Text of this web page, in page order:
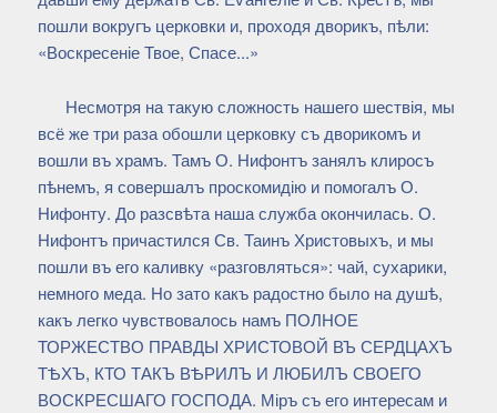
пошли вокругъ церковки и, проходя дворикъ, пѣли:
«Воскресеніе Твое, Спасе...»
Несмотря на такую сложность нашего шествія, мы
всё же три раза обошли церковку съ дворикомъ и
вошли въ храмъ. Тамъ О. Нифонтъ занялъ клиросъ
пѣнемъ, я совершалъ проскомидію и помогалъ О.
Нифонту. До разсвѣта наша служба окончилась. О.
Нифонтъ причастился Св. Таинъ Христовыхъ, и мы
пошли въ его каливку «разговляться»: чай, сухарики,
немного меда. Но зато какъ радостно было на душѣ,
какъ легко чувствовалось намъ ПОЛНОЕ
ТОРЖЕСТВО ПРАВДЫ ХРИСТОВОЙ ВЪ СЕРДЦАХЪ
ТѢХЪ, КТО ТАКЪ ВѢРИЛЪ И ЛЮБИЛЪ СВОЕГО
ВОСКРЕСШАГО ГОСПОДА. Міръ съ его интересам и